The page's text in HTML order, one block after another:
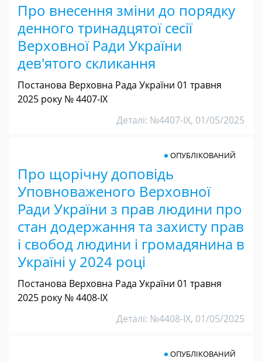
Про внесення зміни до порядку
денного тринадцятої сесії
Верховної Ради України
дев'ятого скликання
Постанова Верховна Рада України 01 травня
2025 року № 4407-IX
Деталі: №4407-IX, 01/05/2025
Про щорічну доповідь
Уповноваженого Верховної
Ради України з прав людини про
стан додержання та захисту прав
і свобод людини і громадянина в
Україні у 2024 році
ОПУБЛІКОВАНИЙ
Постанова Верховна Рада України 01 травня
2025 року № 4408-IX
Деталі: №4408-IX, 01/05/2025
ОПУБЛІКОВАНИЙ